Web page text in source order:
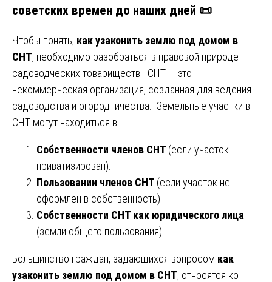
советских времен до наших дней 📜
Чтобы понять, как узаконить землю под домом в
СНТ, необходимо разобраться в правовой природе
садоводческих товариществ. СНТ — это
некоммерческая организация, созданная для ведения
садоводства и огородничества. Земельные участки в
СНТ могут находиться в:
Собственности членов СНТ (если участок
приватизирован).
Пользовании членов СНТ (если участок не
оформлен в собственность).
Собственности СНТ как юридического лица
(земли общего пользования).
Большинство граждан, задающихся вопросом как
узаконить землю под домом в СНТ, относятся ко